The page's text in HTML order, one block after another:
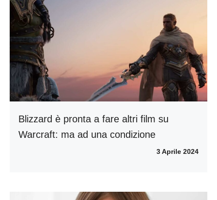
Blizzard è pronta a fare altri film su
Warcraft: ma ad una condizione
3 Aprile 2024